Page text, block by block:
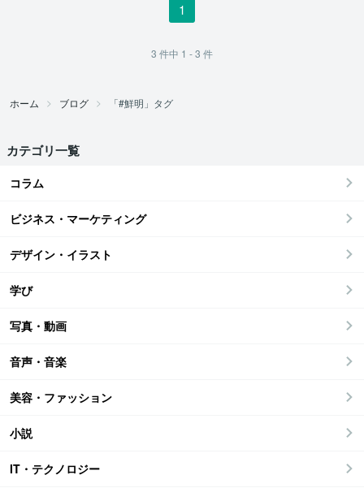
1
3 件中 1 - 3 件
ホーム ブログ 「#鮮明」タグ
カテゴリ一覧
コラム
ビジネス・マーケティング
デザイン・イラスト
学び
写真・動画
音声・音楽
美容・ファッション
小説
IT・テクノロジー